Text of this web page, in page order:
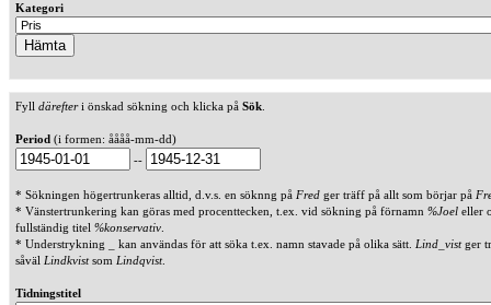
Kategori
Fyll därefteri önskad sökning och klicka på Sök
Period (i formen: åååå-mm-dd)
--
* Sökningen högertrunkeras alltid, d.v.s. en söknng på Fred ger träff på allt som börjar på
* Vänstertrunkering kan göras med procenttecken, t.ex. vid sökning på förnamn %Joel eller
fullständig titel %konservativ
* Understrykning _ kan användas för att söka t.ex. namn stavade på olika sätt. Lind_vistger
såväl Lindkvistsom Lindqvist.
Tidningstitel